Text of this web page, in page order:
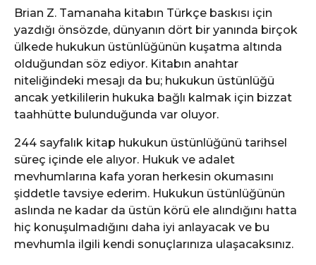
Brian Z. Tamanaha kitabın Türkçe baskısı için
yazdığı önsözde, dünyanın dört bir yanında birçok
ülkede hukukun üstünlüğünün kuşatma altında
olduğundan söz ediyor. Kitabın anahtar
niteliğindeki mesajı da bu; hukukun üstünlüğü
ancak yetkililerin hukuka bağlı kalmak için bizzat
taahhütte bulunduğunda var oluyor.
244 sayfalık kitap hukukun üstünlüğünü tarihsel
süreç içinde ele alıyor. Hukuk ve adalet
mevhumlarına kafa yoran herkesin okumasını
şiddetle tavsiye ederim. Hukukun üstünlüğünün
aslında ne kadar da üstün körü ele alındığını hatta
hiç konuşulmadığını daha iyi anlayacak ve bu
mevhumla ilgili kendi sonuçlarınıza ulaşacaksınız.